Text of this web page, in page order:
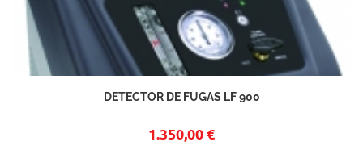
DETECTOR DE FUGAS LF 900
1.350,00 €